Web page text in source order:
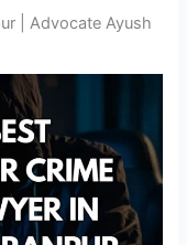
| Advocate Ayush